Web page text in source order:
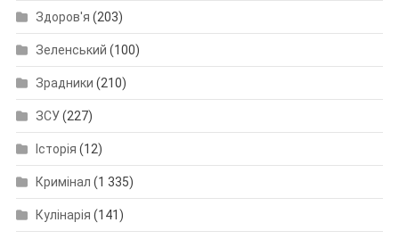
Здоров'я (203)
Зеленський (100)
Зрадники (210)
ЗСУ(227)
Історія (12)
Кримінал (1 335)
Кулінарія (141)